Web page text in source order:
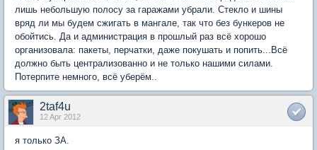
лишь небольшую полосу за гаражами убрали. Стекло и шины
вряд ли мы будем сжигать в мангале, так что без бункеров не
обойтись. Да и администрация в прошлый раз всё хорошо
организовала: пакеты, перчатки, даже покушать и попить...Всё
должно быть централизованно и не только нашими силами.
Потерпите немного, всё уберём..
2taf4u
12 Apr 2012
я только ЗА.